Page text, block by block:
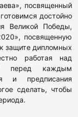
посвященный
достойно
Великой Победы,
посвященную
защите дипломных
работая над
перед каждым
и предписания
сделать, чтобы